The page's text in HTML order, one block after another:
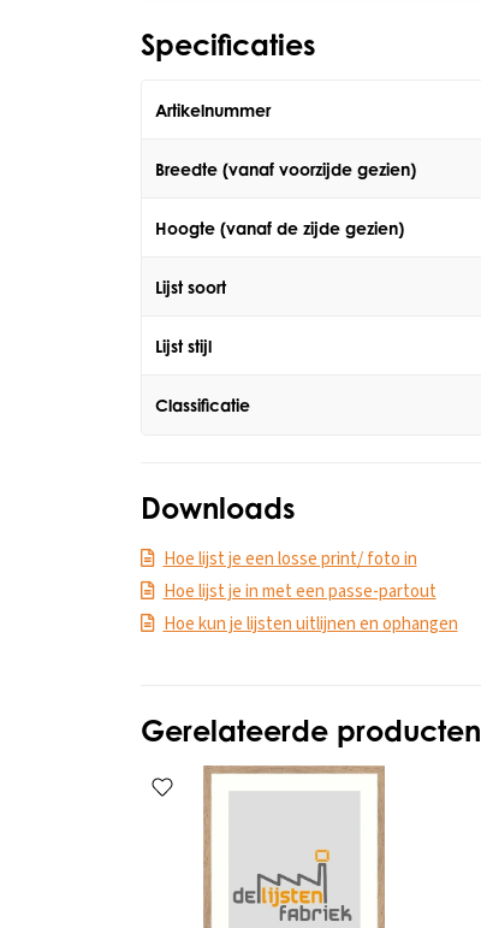
Specificaties
Artikelnummer
Breedte (vanaf voorzijde gezien)
Hoogte (vanaf de zijde gezien)
Lijst soort
Lijst stijl
Classificatie
Downloads
Hoe lijst je een losse print/ foto in
Hoe lijst je in met een passe-partout
Hoe kun je lijsten uitlijnen en ophangen
Gerelateerde producten